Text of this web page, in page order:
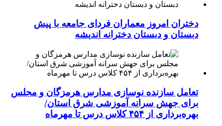
دختران امروز معماران فردای جامعه با پیش
دبستان و دبستان دخترانه اندیشه
تعامل سازنده نوسازی مدارس هرمزگان و مجلس
برای جهش سرانه آموزشی شرق استان/
بهره‌برداری از ۴۵۴ کلاس درس تا مهرماه